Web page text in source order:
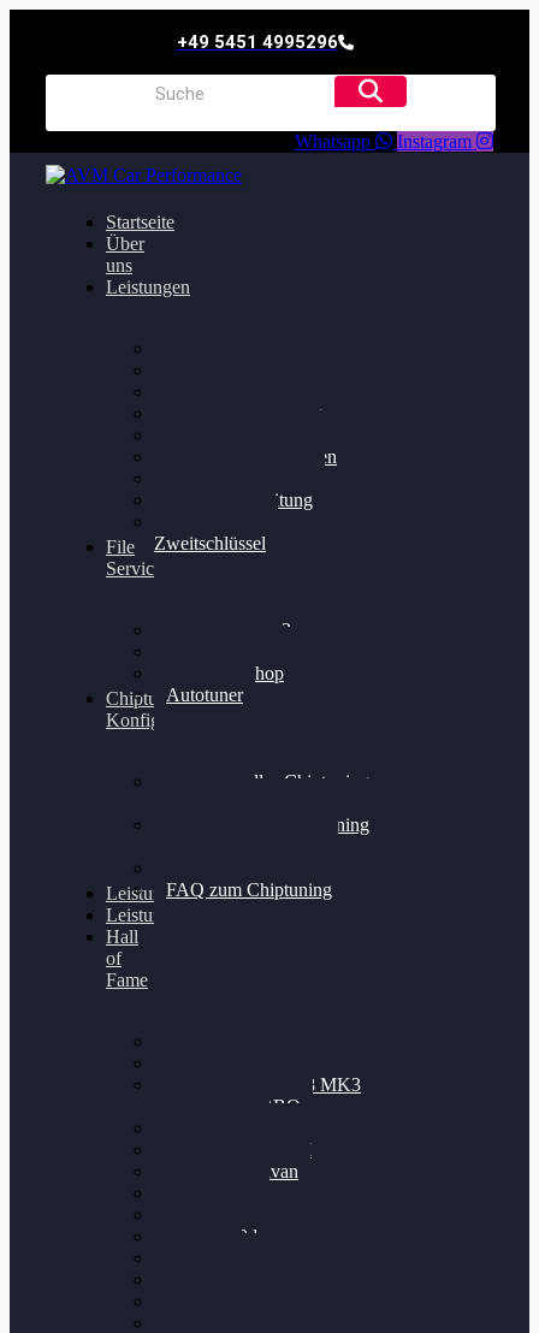
+49 5451 4995296
Whatsapp Instagram
Startseite
Über
uns
Leistungen
Getriebeoptimierung
Bremsscheiben planen
Felgenaufbereitung
Zweitschlüssel
File
Service
Alientech Kess3
Alientech Shop
Autotuner
Chiptuning
Konfigurator
Professionelles Chiptuning
Professionelles Chiptuning
FAQ zum Chiptuning
Leistungsmessung
Leistungsprüfstand
Hall
of
Fame
Nissan GT-R35 3.8 MK3
V6 TWINTURBO
VW Passat 2.0TDI
VW T6 Multivan
BMW 120d